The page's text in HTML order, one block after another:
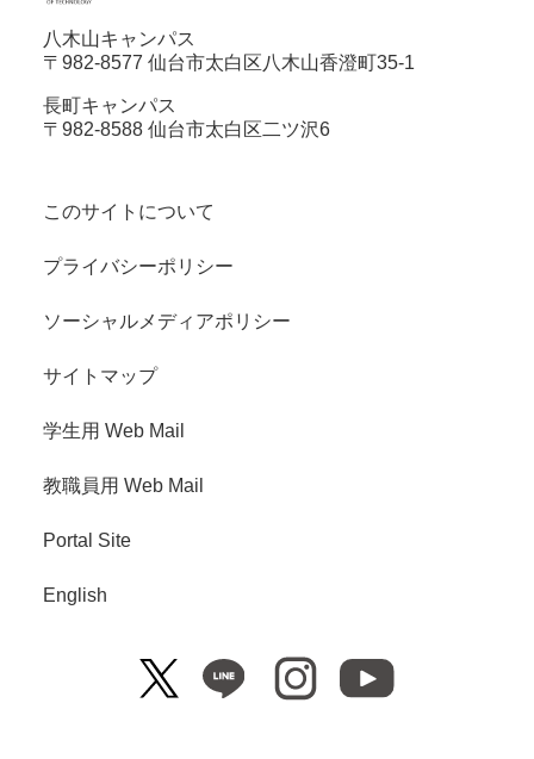
八木山キャンパス
〒982-8577 仙台市太白区八木山香澄町35-1
長町キャンパス
〒982-8588 仙台市太白区二ツ沢6
このサイトについて
プライバシーポリシー
ソーシャルメディアポリシー
サイトマップ
学生用 Web Mail
教職員用 Web Mail
Portal Site
English